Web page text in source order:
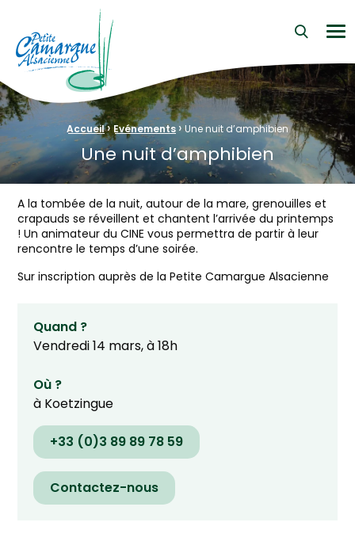
La Petite Camargue Alsacienne Réserve Naturelle au
Fil d'Ariane :Accueil›Evénements › Une nuit d’amphibien
Une nuit d’amphibien
A la tombée de la nuit, autour de la mare, grenouilles et
crapauds se réveillent et chantent l’arrivée du printemps
! Un animateur du CINE vous permettra de partir à leur
rencontre le temps d’une soirée.
Sur inscription auprès de la Petite Camargue Alsacienne
Quand ?
Vendredi 14 mars, à 18h
Où ?
à Koetzingue
+33 (0)3 89 89 78 59
Contactez-nous